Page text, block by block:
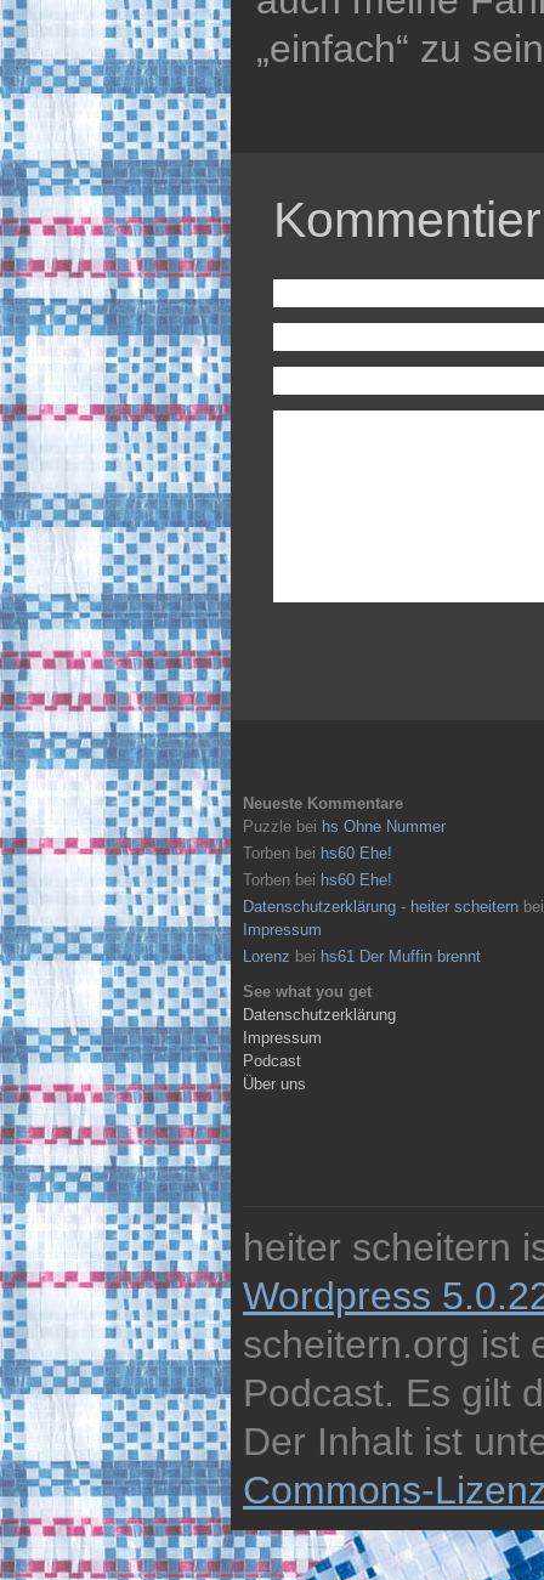
„einfach“ zu
Neueste Kommentare
Puzzle bei hs Ohne Nummer
Torben bei hs60 Ehe!
Torben bei hs60 Ehe!
Datenschutzerklärung - heiter scheitern bei
Impressum
Lorenz bei hs61 Der Muffin brennt
See what you get
Datenschutzerklärung
Impressum
Podcast
Über uns
heiter scheitern
Wordpress
scheitern.org ist
Podcast. Es gilt
Der Inhalt ist
Commons-